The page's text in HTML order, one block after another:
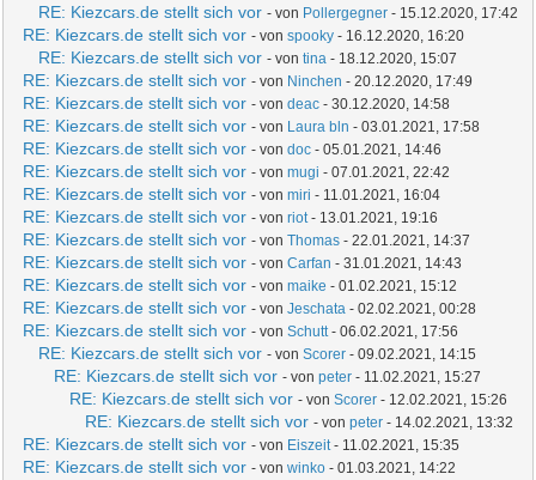
RE: Kiezcars.de stellt sich vor - von Pollergegner - 15.12.2020, 17:42
RE: Kiezcars.de stellt sich vor - vonspooky - 16.12.2020, 16:20
RE: Kiezcars.de stellt sich vor - vontina - 18.12.2020, 15:07
RE: Kiezcars.de stellt sich vor - von Ninchen - 20.12.2020, 17:49
RE: Kiezcars.de stellt sich vor - vondeac - 30.12.2020, 14:58
RE: Kiezcars.de stellt sich vor - von Laura bln - 03.01.2021, 17:58
RE: Kiezcars.de stellt sich vor - vondoc - 05.01.2021, 14:46
RE: Kiezcars.de stellt sich vor - vonmugi - 07.01.2021, 22:42
RE: Kiezcars.de stellt sich vor - vonmiri - 11.01.2021, 16:04
RE: Kiezcars.de stellt sich vor - vonriot- 13.01.2021, 19:16
RE: Kiezcars.de stellt sich vor - vonThomas - 22.01.2021, 14:37
RE: Kiezcars.de stellt sich vor - vonCarfan - 31.01.2021, 14:43
RE: Kiezcars.de stellt sich vor - vonmaike - 01.02.2021, 15:12
RE: Kiezcars.de stellt sich vor - vonJeschata - 02.02.2021, 00:28
RE: Kiezcars.de stellt sich vor - vonSchutt- 06.02.2021, 17:56
RE: Kiezcars.de stellt sich vor - vonScorer - 09.02.2021, 14:15
RE: Kiezcars.de stellt sich vor - vonpeter - 11.02.2021, 15:27
RE: Kiezcars.de stellt sich vor - vonScorer - 12.02.2021, 15:26
RE: Kiezcars.de stellt sich vor - vonpeter - 14.02.2021, 13:32
RE: Kiezcars.de stellt sich vor - von Eiszeit- 11.02.2021, 15:35
RE: Kiezcars.de stellt sich vor - vonwinko - 01.03.2021, 14:22